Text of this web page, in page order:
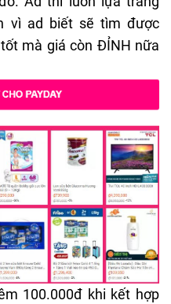
vì ad biết sẽ tìm được
mà giá còn ĐỈNH nữa
100.000đ khi kết hợp